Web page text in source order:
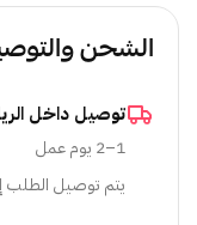
الشحن
توصيل داخل
1–2 يوم عمل
يتم توصيل الطلب